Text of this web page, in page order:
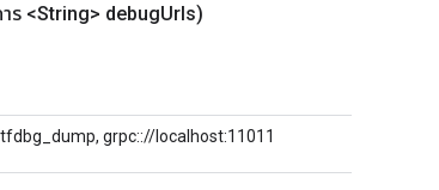
าร <String> debugUrls)
tfdbg_dump, grpc:://localhost:11011